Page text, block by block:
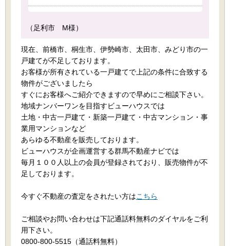
（足利市 M様）
現在、前橋市、桐生市、伊勢崎市、太田市、みどり市の一
戸建てが不足しております。
お客様が所有されている一戸建てで上記の条件に合致する
物件がございましたら
すぐにお客様へご紹介できますので早めにご相談下さい。
地域ナンバーワンを目指すビューハウスでは
土地・中古一戸建て・新築一戸建て・中古マンション・事
業用マンションなど
あらゆる不動産を販売しております。
ビューハウスが企画運営する群馬不動産ナビでは
毎月１００人以上の会員が登録されており、販売物件が不
足しております。
今すぐ不動産の査定をされたい方はこちら
ご相談やお問い合わせは下記通話料無料のダイヤルをご利
用下さい。
0800-800-5515（通話料無料）